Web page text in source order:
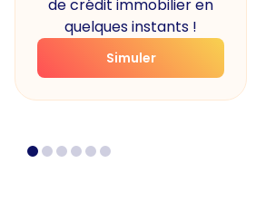
de crédit immobilier en
quelques instants !
Simuler